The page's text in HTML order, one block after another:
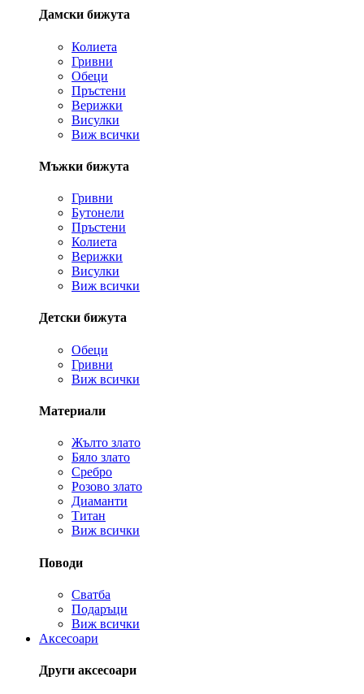
Дамски бижута
Колиета
Гривни
Обеци
Пръстени
Верижки
Висулки
Виж всички
Мъжки бижута
Гривни
Бутонели
Пръстени
Колиета
Верижки
Висулки
Виж всички
Детски бижута
Обеци
Гривни
Виж всички
Материали
Жълто злато
Бяло злато
Сребро
Розово злато
Диаманти
Титан
Виж всички
Поводи
Сватба
Подаръци
Виж всички
Аксесоари
Други аксесоари